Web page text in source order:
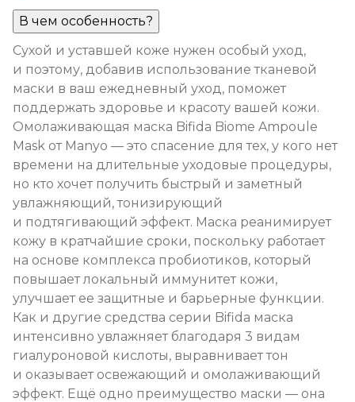
В чем особенность?
Сухой и уставшей коже нужен особый уход,
и поэтому, добавив использование тканевой
маски в ваш ежедневный уход, поможет
поддержать здоровье и красоту вашей кожи.
Омолаживающая маска Bifida Biome Ampoule
Mask от Manyo — это спасение для тех, у кого нет
времени на длительные уходовые процедуры,
но кто хочет получить быстрый и заметный
увлажняющий, тонизирующий
и подтягивающий эффект. Маска реанимирует
кожу в кратчайшие сроки, поскольку работает
на основе комплекса пробиотиков, который
повышает локальный иммунитет кожи,
улучшает ее защитные и барьерные функции.
Как и другие средства серии Bifida маска
интенсивно увлажняет благодаря 3 видам
гиалуроновой кислоты, выравнивает тон
и оказывает освежающий и омолаживающий
эффект. Ещё одно преимущество маски — она